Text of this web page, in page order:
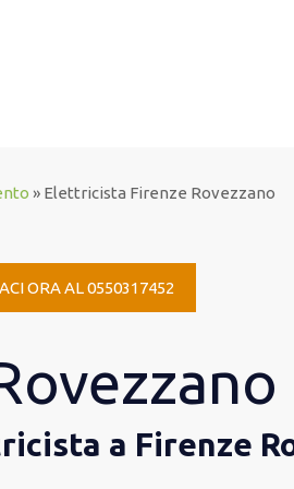
» Elettricista Firenze Rovezzano
ORA AL 0550317452
a Firenze